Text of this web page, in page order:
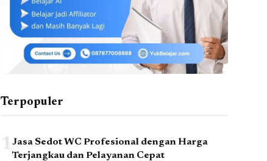
Terpopuler
1Jasa Sedot WC Profesional dengan Harga
Terjangkau dan Pelayanan Cepat